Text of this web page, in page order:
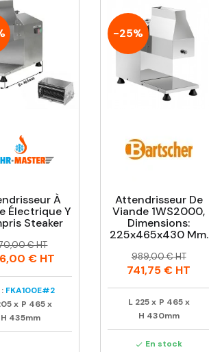
À
Électrique Y
Steaker
€ HT
€ HT
FKA100E#2
x P 465x
H 435mm
-25%
Attendrisseur De
Viande 1WS2000,
Dimensions:
225x465x430 Mm.
Prix
Prix
habituel
989,00 € HT
741,75 € HT
L 225 x P 465 x
H 430mm
 En stock